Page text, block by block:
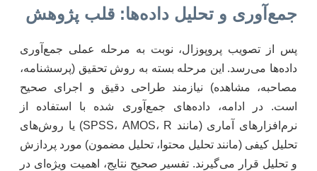
جمع‌آوری و تحلیل داده‌ها: قلب پژوهش
پس از تصویب پروپوزال، نوبت به مرحله عملی جمع‌آوری
داده‌ها می‌رسد. این مرحله بسته به روش تحقیق (پرسشنامه،
مصاحبه، مشاهده) نیازمند طراحی دقیق و اجرای صحیح
است. در ادامه، داده‌های جمع‌آوری شده با استفاده از
نرم‌افزارهای آماری (مانند SPSS، AMOS، R) یا روش‌های
تحلیل کیفی (مانند تحلیل محتوا، تحلیل مضمون) مورد پردازش
و تحلیل قرار می‌گیرند. تفسیر صحیح نتایج، اهمیت ویژه‌ای در